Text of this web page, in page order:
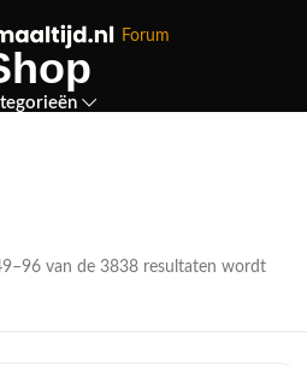
Forum
van de 3838 resultaten wordt